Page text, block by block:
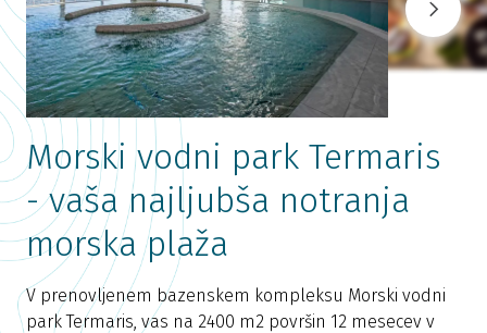
Morski vodni park Termaris
- vaša najljubša notranja
morska plaža
V prenovljenem bazenskem kompleksu Morski vodni
park Termaris, vas na 2400 m2 površin 12 mesecev v